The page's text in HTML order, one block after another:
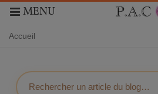
MENU
Accueil